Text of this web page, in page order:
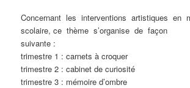
Concernant les interventions artistiques en
scolaire, ce thème s’organise de façon
suivante :
trimestre 1 : carnets à croquer
trimestre 2 : cabinet de curiosité
trimestre 3 : mémoire d’ombre